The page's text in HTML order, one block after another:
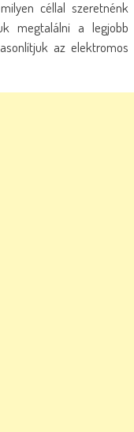
céllal szeretnénk
megtalálni a legjobb
az elektromos